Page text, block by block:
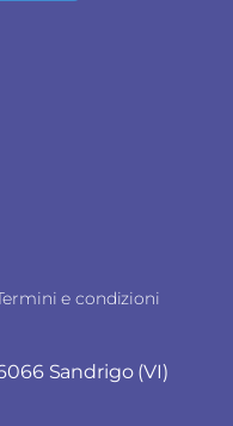
Sandrigo (VI)
e condizioni